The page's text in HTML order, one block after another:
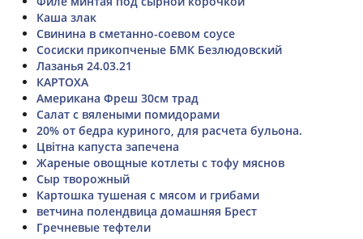
Каша злак
Свинина в сметанно-соевом соусе
Сосиски прикопченые БМК Безлюдовский
Лазанья 24.03.21
КАРТОХА
Американа Фреш 30см трад
Салат с вялеными помидорами
20% от бедра куриного, для расчета бульона.
Цвітна капуста запечена
Жареные овощные котлеты с тофу мяснов
Сыр творожный
Картошка тушеная с мясом и грибами
ветчина полендвица домашняя Брест
Гречневые тефтели